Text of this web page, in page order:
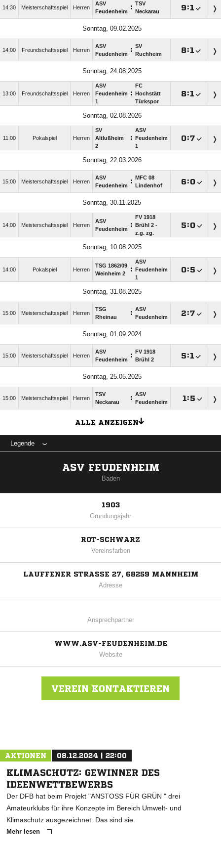
14:30 Meisterschaftsspiel Herren
ASV
Feudenheim : TSV
Neckarau
:
Sonntag, 09.02.2025
14:00 Freundschaftsspiel Herren
ASV
Feudenheim : SV
Ruchheim
:
Sonntag, 24.08.2025
13:00 Freundschaftsspiel Herren
ASV
Feudenheim
1
:
FC
Hochstätt
Türkspor
:
Sonntag, 02.08.2026
11:00 Pokalspiel Herren
SV
Altlußheim
2
:
ASV
Feudenheim
1
:
Sonntag, 22.03.2026
15:00 Meisterschaftsspiel Herren
ASV
Feudenheim :
MFC 08
Lindenhof
:
Sonntag, 30.11.2025
14:00 Meisterschaftsspiel Herren
ASV
Feudenheim :
FV 1918
Brühl 2 -
z.g. zg.
:
Sonntag, 10.08.2025
14:00 Pokalspiel Herren
TSG 1862/​09
Weinheim 2
:
ASV
Feudenheim
1
:
Sonntag, 31.08.2025
15:00 Meisterschaftsspiel Herren
TSG
Rheinau
: ASV
Feudenheim
:
Sonntag, 01.09.2024
15:00 Meisterschaftsspiel Herren
ASV
Feudenheim :
FV 1918
Brühl 2
:
Sonntag, 25.05.2025
15:00 Meisterschaftsspiel Herren
TSV
Neckarau
: ASV
Feudenheim
:
ALLE ANZEIGEN
Legende
ASV FEUDENHEIM
Baden
1903
Gründungsjahr
ROT-SCHWARZ
Vereinsfarben
LAUFFENER STRASSE 27, 68259 MANNHEIM
Adresse
Ansprechpartner
WWW.ASV-FEUDENHEIM.DE
Website
VEREIN KONTAKTIEREN
AKTIONEN 08.12.2024 | 22:00
KLIMASCHUTZ: GEWINNER DES
IDEENWETTBEWERBS
Der DFB hat beim Projekt "ANSTOSS FÜR GRÜN " drei
Amateurklubs für ihre Konzepte im Bereich Umwelt- und
Klimaschutz ausgezeichnet. Das sind sie.
Mehr lesen